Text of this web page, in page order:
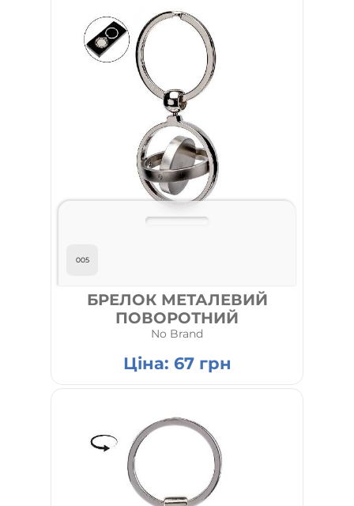
005
БРЕЛОК МЕТАЛЕВИЙ
ПОВОРОТНИЙ
No Brand
Ціна: 67 грн